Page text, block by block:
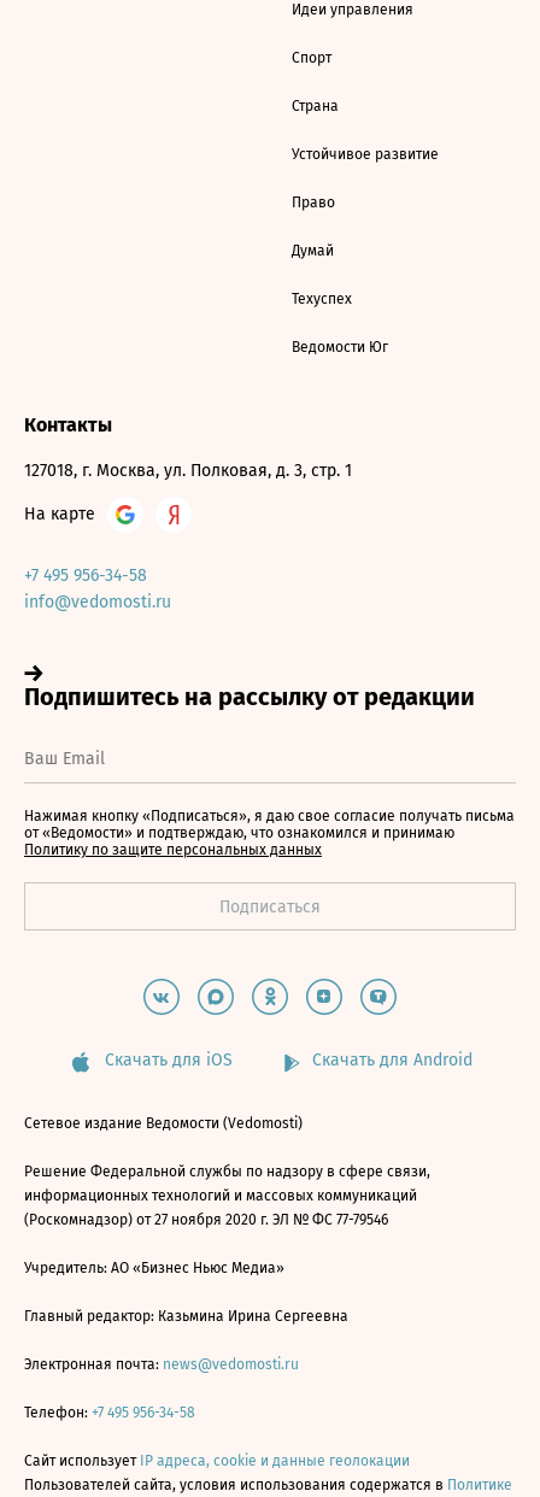
Идеи управления
Спорт
Страна
Устойчивое развитие
Право
Думай
Техуспех
Ведомости Юг
Контакты
127018, г. Москва, ул. Полковая, д. 3, стр. 1
На карте
+7 495 956-34-58
info@vedomosti.ru
Нажимая кнопку «Подписаться», я даю свое согласие получать письма
от «Ведомости» и подтверждаю, что ознакомился и принимаю
Политику по защите персональных данных
Скачать для iOS Скачать для Android
Сетевое издание Ведомости (Vedomosti)
Решение Федеральной службы по надзору в сфере связи,
информационных технологий и массовых коммуникаций
(Роскомнадзор) от 27 ноября 2020 г. ЭЛ № ФС 77-79546
Учредитель: АО «Бизнес Ньюс Медиа»
Главный редактор: Казьмина Ирина Сергеевна
Электронная почта: news@vedomosti.ru
Телефон: +7 495 956-34-58
Сайт использует IP адреса, cookie и данные геолокации
Пользователей сайта, условия использования содержатся в Политике